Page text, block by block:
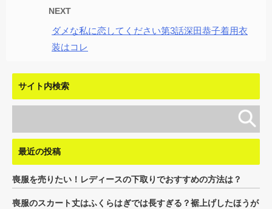
NEXT
ダメな私に恋してください第3話深田恭子着用衣
装はコレ
サイト内検索
最近の投稿
喪服を売りたい！レディースの下取りでおすすめの方法は？
喪服のスカート丈はふくらはぎでは長すぎる？裾上げしたほうが